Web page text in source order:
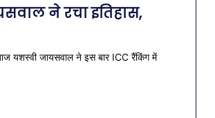
ने रचा इतिहास,
यशस्वी जायसवाल ने इस बार ICC रैंकिंग में